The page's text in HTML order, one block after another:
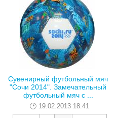
Сувенирный футбольный мяч
"Сочи 2014". Замечательный
футбольный мяч с ...
19.02.2013 18:41